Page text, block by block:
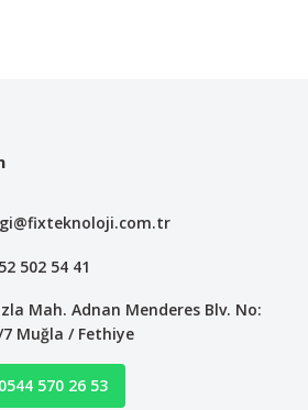
502 54 41
Mah. Adnan Menderes Blv. No:
7 Muğla / Fethiye
0544 570 26 53